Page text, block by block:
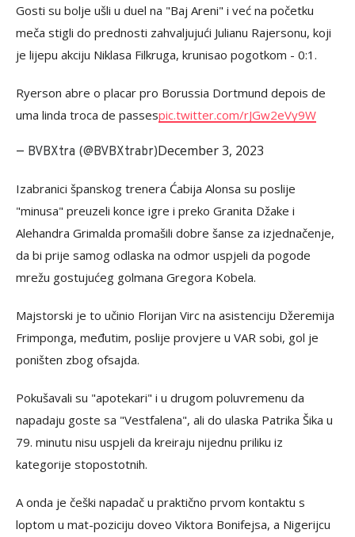
Gosti su bolje ušli u duel na "Baj Areni" i već na početku
meča stigli do prednosti zahvaljujući Julianu Rajersonu, koji
je lijepu akciju Niklasa Filkruga, krunisao pogotkom - 0:1.
Ryerson abre o placar pro Borussia Dortmund depois de
uma linda troca de passespic.twitter.com/rJGw2eVy9W
— BVBXtra (@BVBXtrabr)December 3, 2023
Izabranici španskog trenera Ćabija Alonsa su poslije
"minusa" preuzeli konce igre i preko Granita Džake i
Alehandra Grimalda promašili dobre šanse za izjednačenje,
da bi prije samog odlaska na odmor uspjeli da pogode
mrežu gostujućeg golmana Gregora Kobela.
Majstorski je to učinio Florijan Virc na asistenciju Džeremija
Frimponga, međutim, poslije provjere u VAR sobi, gol je
poništen zbog ofsajda.
Pokušavali su "apotekari" i u drugom poluvremenu da
napadaju goste sa "Vestfalena", ali do ulaska Patrika Šika u
79. minutu nisu uspjeli da kreiraju nijednu priliku iz
kategorije stopostotnih.
A onda je češki napadač u praktično prvom kontaktu s
loptom u mat-poziciju doveo Viktora Bonifejsa, a Nigerijcu